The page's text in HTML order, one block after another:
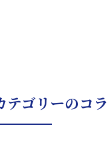
テゴリーのコ